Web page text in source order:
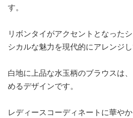
す。
リボンタイがアクセントとなった
シカルな魅力を現代的にアレンジし
白地に上品な水玉柄のブラウスは
めるデザインです。
レディースコーディネートに華や